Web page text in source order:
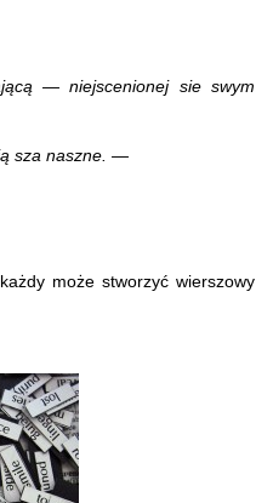
— niejscenionej sie swym
sza naszne. —
każdy może stworzyć wierszowy